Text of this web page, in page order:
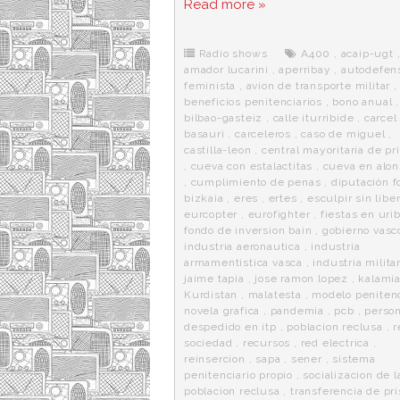
e
o
k
t
r
d
e
r
a
Read more »
Radio shows A400 acaip-ugt
amador lucarini
,aperribay ,
feminista
avion de transporte militar
beneficios penitenciarios
bono anual
bilbao-gasteiz
calle iturribide
carcel
basauri
,carceleros ,caso de miguel
castilla-leon
central mayoritaria de
cueva con estalactitas
cueva en
cumplimiento de penas
diputación
bizkaia
,eres ertes ,esculpir sin
eurcopter
eurofighter fiestas en
fondo de inversion bain
gobierno
industria aeronautica
industria
armamentistica vasca
industria militar
jaime tapia
jose ramon lopez
Kurdistan
malatesta modelo
novela grafica
pandemia pcb
despedido en itp
poblacion reclusa
sociedad
recursos red electrica
reinsercion
sapa sener
sistema
penitenciario propio
socializacion de
poblacion reclusa
,transferencia de